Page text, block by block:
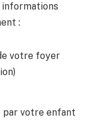
:
votre foyer
par votre enfant